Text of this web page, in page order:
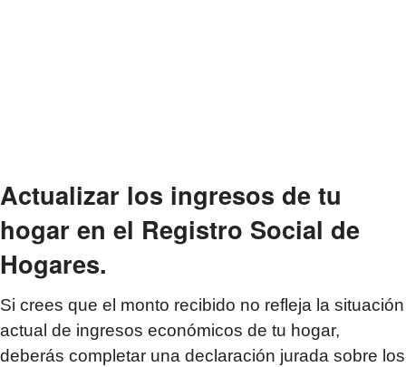
Actualizar los ingresos de tu
hogar en el Registro Social de
Hogares.
Si crees que el monto recibido no refleja la situación
actual de ingresos económicos de tu hogar,
deberás completar una declaración jurada sobre los